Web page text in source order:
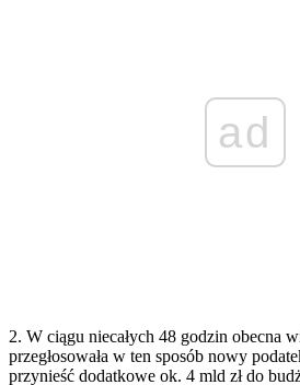
ad
2. W ciągu niecałych 48 godzin obecna
przegłosowała w ten sposób nowy
przynieść dodatkowe ok. 4 mld zł do